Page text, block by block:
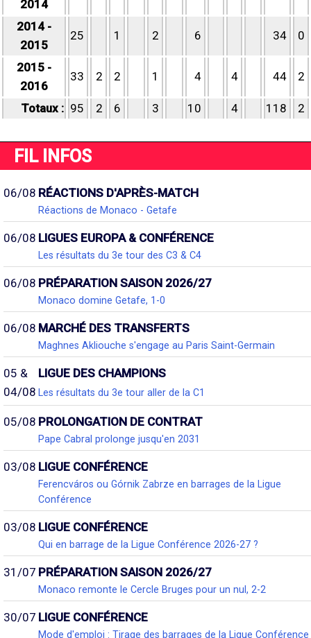
2014
2014 -
2015
25 1 2 6 34 0
2015 -
2016
33 2 2 1 4 4 44 2
Totaux : 95 2 6 3 10 4 118 2
FIL INFOS
06/08 RÉACTIONS D'APRÈS-MATCH
Réactions de Monaco - Getafe
06/08 LIGUES EUROPA & CONFÉRENCE
Les résultats du 3e tour des C3 & C4
06/08 PRÉPARATION SAISON 2026/27
Monaco domine Getafe, 1-0
06/08 MARCHÉ DES TRANSFERTS
Maghnes Akliouche s'engage au Paris Saint-Germain
05 &
04/08
LIGUE DES CHAMPIONS
Les résultats du 3e tour aller de la C1
05/08 PROLONGATION DE CONTRAT
Pape Cabral prolonge jusqu'en 2031
03/08 LIGUE CONFÉRENCE
Ferencváros ou Górnik Zabrze en barrages de la Ligue
Conférence
03/08 LIGUE CONFÉRENCE
Qui en barrage de la Ligue Conférence 2026-27 ?
31/07 PRÉPARATION SAISON 2026/27
Monaco remonte le Cercle Bruges pour un nul, 2-2
30/07 LIGUE CONFÉRENCE
Mode d'emploi : Tirage des barrages de la Ligue Conférence